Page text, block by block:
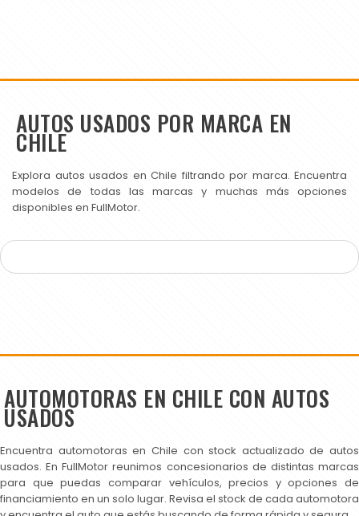
AUTOS USADOS POR MARCA EN
CHILE
Explora autos usados en Chile filtrando por marca. Encuentra
modelos de todas las marcas y muchas más opciones
disponibles en FullMotor.
AUTOMOTORAS EN CHILE CON AUTOS
USADOS
Encuentra automotoras en Chile con stock actualizado de autos
usados. En FullMotor reunimos concesionarios de distintas marcas
para que puedas comparar vehículos, precios y opciones de
financiamiento en un solo lugar. Revisa el stock de cada automotora